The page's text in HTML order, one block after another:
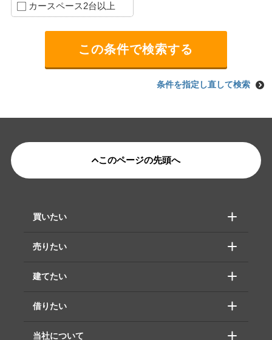
カースペース2台以上
条件を指定し直して検索
このページの先頭へ
買いたい
売りたい
建てたい
借りたい
当社について